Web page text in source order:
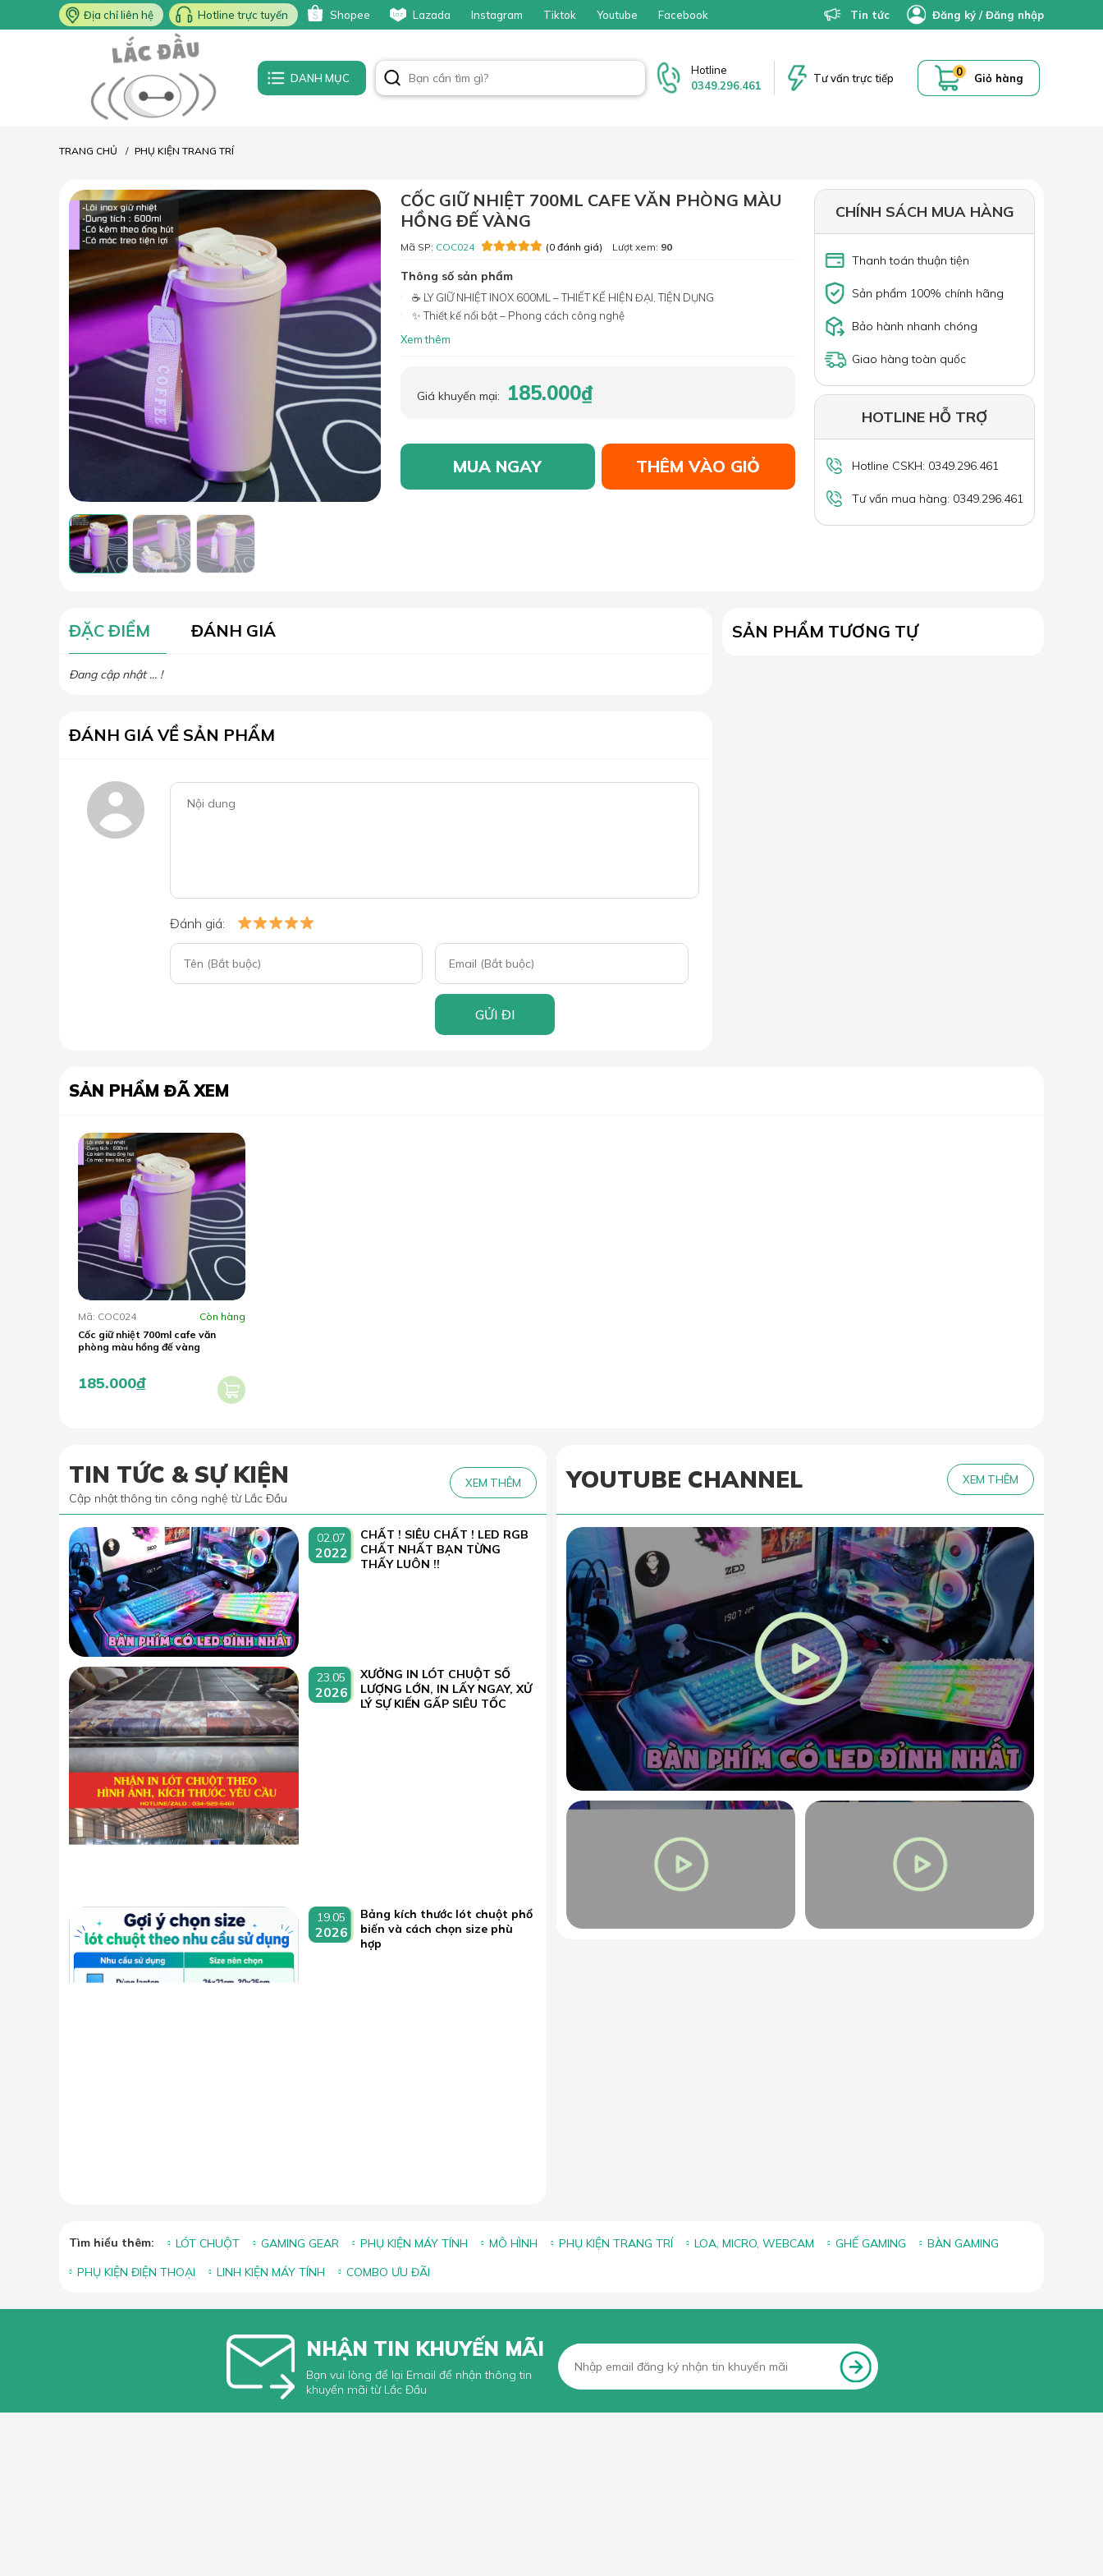
Địa chỉ liên hệ Hotline trực tuyến Shopee Lazada Instagram Tiktok Youtube Facebook Tin tức Đăng ký /Đăng nhập
DANH MỤC
Hotline
0349.296.461
Tư vấn trực tiếp 0 Giỏ hàng
TRANG CHỦ PHỤ KIỆN TRANG TRÍ
CỐC GIỮ NHIỆT 700ML CAFE VĂN PHÒNG MÀU
HỒNG ĐẾ VÀNG
Mã SP: COC024 (0 đánh giá) Lượt xem: 90
Thông số sản phẩm
☕ LY GIỮ NHIỆT INOX 600ML – THIẾT KẾ HIỆN ĐẠI, TIỆN DỤNG
✨ Thiết kế nổi bật – Phong cách công nghệ
Xem thêm
Giá khuyến mại: 185.000₫
MUA NGAY THÊM VÀO GIỎ
CHÍNH SÁCH MUA HÀNG
Thanh toán thuận tiện
Sản phẩm 100% chính hãng
Bảo hành nhanh chóng
Giao hàng toàn quốc
HOTLINE HỖ TRỢ
Hotline CSKH: 0349.296.461
Tư vấn mua hàng: 0349.296.461
ĐẶC ĐIỂM ĐÁNH GIÁ
Đang cập nhật ... !
ĐÁNH GIÁ VỀ SẢN PHẨM
Đánh giá:
GỬI ĐI
SẢN PHẨM TƯƠNG TỰ
SẢN PHẨM ĐÃ XEM
Mã: COC024
Còn hàng
Cốc giữ nhiệt 700ml cafe văn
phòng màu hồng đế vàng
185.000đ
TIN TỨC & SỰ KIỆN
Cập nhật thông tin công nghệ từ Lắc Đầu
XEM THÊM
02.07
2022
CHẤT ! SIÊU CHẤT ! LED RGB
CHẤT NHẤT BẠN TỪNG
THẤY LUÔN !!
23.05
2026
XƯỞNG IN LÓT CHUỘT SỐ
LƯỢNG LỚN, IN LẤY NGAY, XỬ
LÝ SỰ KIẾN GẤP SIÊU TỐC
19.05
2026
Bảng kích thước lót chuột phổ
biến và cách chọn size phù
hợp
YOUTUBE CHANNEL XEM THÊM
Tìm hiểu thêm: LÓT CHUỘT GAMING GEAR PHỤ KIỆN MÁY TÍNH MÔ HÌNH PHỤ KIỆN TRANG TRÍ LOA, MICRO, WEBCAM GHẾ GAMING
BÀN GAMING
PHỤ KIỆN ĐIỆN THOẠI
LINH KIỆN MÁY TÍNH COMBO ƯU ĐÃI
NHẬN TIN KHUYẾN MÃI
Bạn vui lòng để lại Email để nhận thông tin
khuyến mãi từ Lắc Đầu